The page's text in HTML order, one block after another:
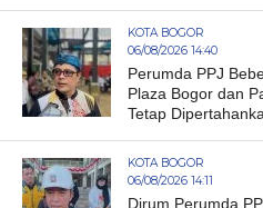
KOTA BOGOR
06/08/2026 14:40
Perumda PPJ
Plaza Bogor dan
Tetap
KOTA BOGOR
06/08/2026 14:11
Dirum Perumda